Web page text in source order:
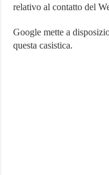
relativo al contatto del
Google mette a
questa casistica.